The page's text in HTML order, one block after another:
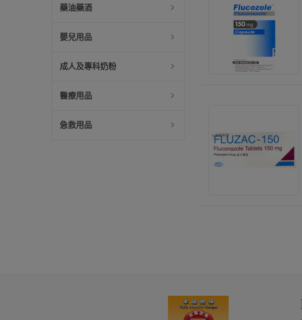
藥油藥酒
嬰兒用品
成人及專科奶粉
醫療用品
急救用品